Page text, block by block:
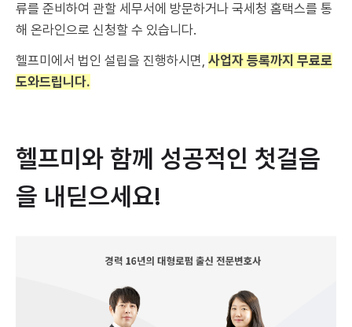
류를 준비하여 관할 세무서에 방문하거나 국세청 홈택스를 통
해 온라인으로 신청할 수 있습니다.
헬프미에서 법인 설립을 진행하시면, 사업자 등록까지 무료로
도와드립니다.
헬프미와 함께 성공적인 첫걸음
을 내딛으세요!